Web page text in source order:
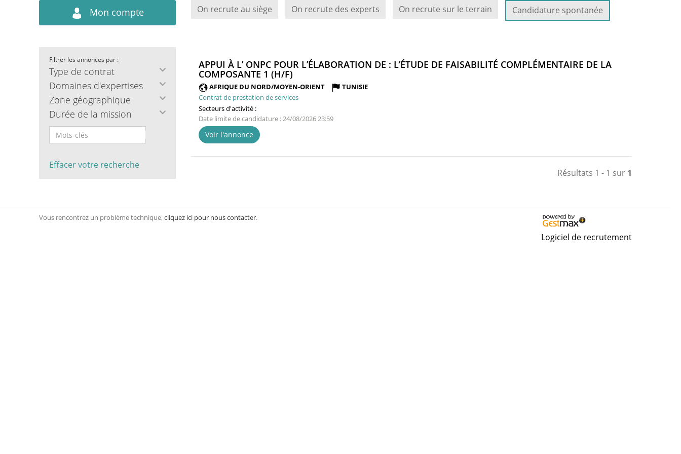
Mon compte On recrute au siège On recrute des experts On recrute sur le terrain Candidature spontanée
Filtrer les annonces par :
Type de contrat
Domaines d'expertises
Zone géographique
Durée de la mission
Effacer votre recherche
APPUI À L’ ONPC POUR L’ÉLABORATION DE : L’ÉTUDE DE FAISABILITÉ COMPLÉMENTAIRE DE LA
COMPOSANTE 1 (H/F)
FENÊTRE)
AFRIQUE DU NORD/MOYEN-ORIENT
TUNISIE
Contrat de prestation de services
Secteurs d'activité :
Date limite de candidature : 24/08/2026 23:59
Voir l'annonce
Résultats 1 - 1 sur 1
Vous rencontrez un problème technique,cliquez ici pour nous contacter.
Logiciel de recrutement